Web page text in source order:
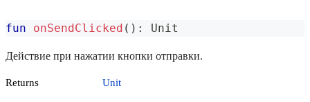
fun onSendClicked ( ) : Unit
Действие при нажатии кнопки отправки.
Returns Unit